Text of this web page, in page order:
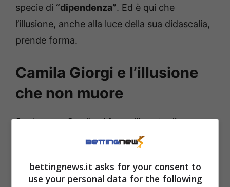
specie di “dipendenza”. Ed è qui che
l’illusione, anche alla luce della sua didascalia,
prende forma.
Camila Giorgi e l’illusione
che non muore
Se davvero Camila si fosse liberata di un
peso, come in molti avevano pensato, perché
mostrare scambi, allenamenti, dettagli
bettingnews.it asks for your consent to
use your personal data for the following